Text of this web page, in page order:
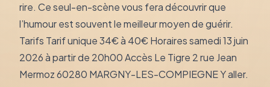
rire. Ce seul-en-scène vous fera découvrir que
l’humour est souvent le meilleur moyen de guérir.
Tarifs Tarif unique 34€ à 40€ Horaires samedi 13 juin
2026 à partir de 20h00 Accès Le Tigre 2 rue Jean
Mermoz 60280 MARGNY-LES-COMPIEGNE Y aller.